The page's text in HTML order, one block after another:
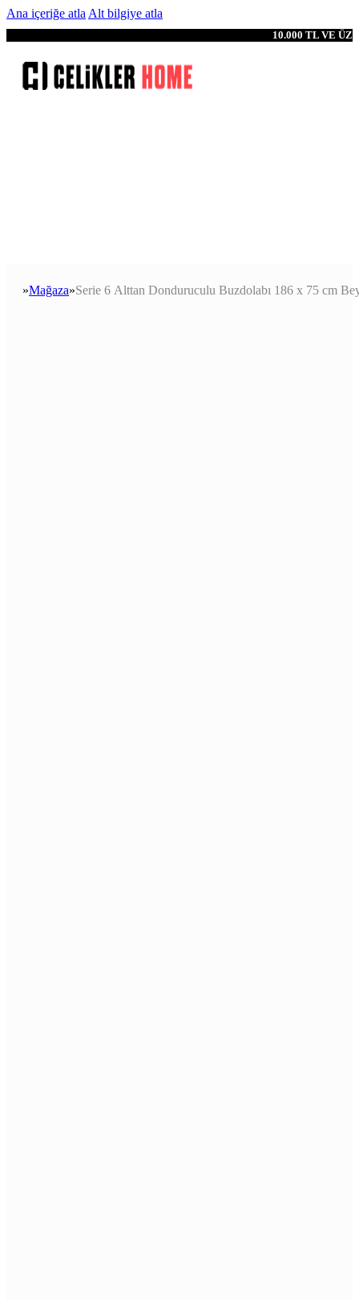
Ana içeriğe atla Alt bilgiye atla
10.000 TL VE
Anasayfa
Mağaza Serie 6 Alttan Donduruculu Buzdolabı 186 x 75 cm